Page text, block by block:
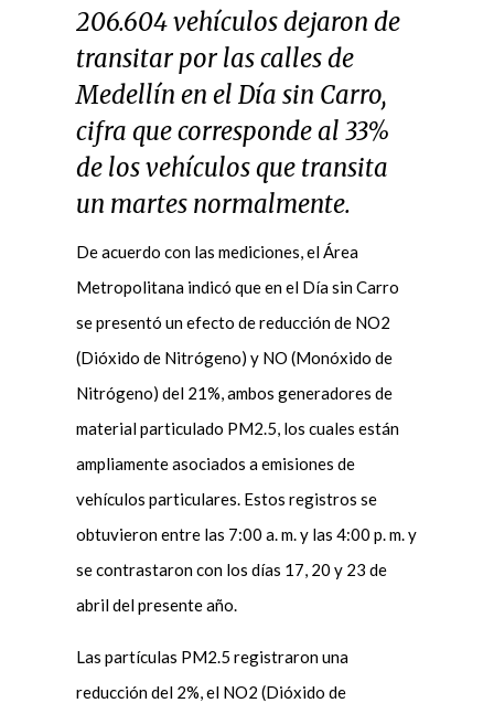
206.604 vehículos dejaron de
transitar por las calles de
Medellín en el Día sin Carro,
cifra que corresponde al 33%
de los vehículos que transita
un martes normalmente.
De acuerdo con las mediciones, el Área
Metropolitana indicó que en el Día sin Carro
se presentó un efecto de reducción de NO2
(Dióxido de Nitrógeno) y NO (Monóxido de
Nitrógeno) del 21%, ambos generadores de
material particulado PM2.5, los cuales están
ampliamente asociados a emisiones de
vehículos particulares. Estos registros se
obtuvieron entre las 7:00 a. m. y las 4:00 p. m. y
se contrastaron con los días 17, 20 y 23 de
abril del presente año.
Las partículas PM2.5 registraron una
reducción del 2%, el NO2 (Dióxido de